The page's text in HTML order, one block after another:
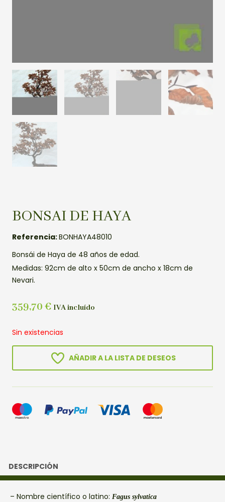
BONSAI DE HAYA
Referencia:BONHAYA48010
Bonsái de Haya de 48 años de edad.
Medidas: 92cm de alto x 50cm de ancho x 18cm de
Nevari.
359,70 € IVA incluído
Sin existencias
AÑADIR A LA LISTA DE DESEOS
DESCRIPCIÓN
– Nombre científico o latino: Fagus sylvatica